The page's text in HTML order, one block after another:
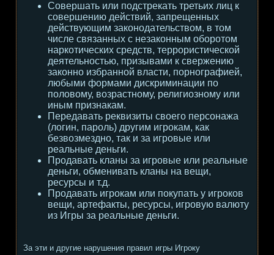
Совершать или подстрекать третьих лиц к
совершению действий, запрещенных
действующим законодательством, в том
числе связанных с незаконным оборотом
наркотических средств, террористической
деятельностью, призывами к свержению
законно избранной власти, порнографией,
любыми формами дискриминации по
половому, возрастному, религиозному или
иным признакам.
Передавать реквизиты своего персонажа
(логин, пароль) другим игрокам, как
безвозмездно, так и за игровые или
реальные деньги.
Продавать кланы за игровые или реальные
деньги, обменивать кланы на вещи,
ресурсы и т.д.
Продавать игрокам или покупать у игроков
вещи, артефакты, ресурсы, игровую валюту
из Игры за реальные деньги.
За эти и другие нарушения правил игры Игроку